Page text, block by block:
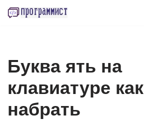
Буква ять на
клавиатуре как
набрать